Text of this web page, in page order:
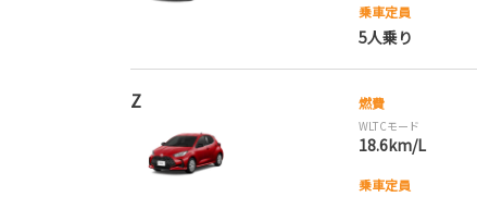
乗車定員
5人乗り
Z 燃費
WLTCモード
18.6km/L
乗車定員